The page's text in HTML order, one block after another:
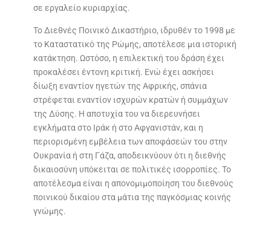
σε εργαλείο κυριαρχίας.
Το Διεθνές Ποινικό Δικαστήριο, ιδρυθέν το 1998 με
το Καταστατικό της Ρώμης, αποτέλεσε μια ιστορική
κατάκτηση. Ωστόσο, η επιλεκτική του δράση έχει
προκαλέσει έντονη κριτική. Ενώ έχει ασκήσει
δίωξη εναντίον ηγετών της Αφρικής, σπάνια
στρέφεται εναντίον ισχυρών κρατών ή συμμάχων
της Δύσης. Η αποτυχία του να διερευνήσει
εγκλήματα στο Ιράκ ή στο Αφγανιστάν, και η
περιορισμένη εμβέλεια των αποφάσεών του στην
Ουκρανία ή στη Γάζα, αποδεικνύουν ότι η διεθνής
δικαιοσύνη υπόκειται σε πολιτικές ισορροπίες. Το
αποτέλεσμα είναι η απονομιμοποίηση του διεθνούς
ποινικού δικαίου στα μάτια της παγκόσμιας κοινής
γνώμης.